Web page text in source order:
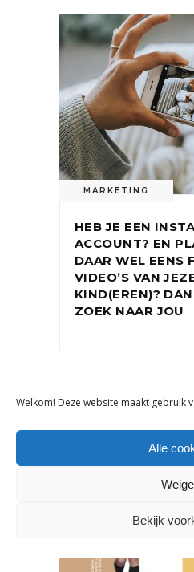
Welkom! Deze website maakt gebruik
Alle
Bekijk
MARKETING
HEB JE EEN
ACCOUNT? EN
DAAR WEL EENS
VIDEO’S VAN
KIND(EREN)?
ZOEK NAAR JOU